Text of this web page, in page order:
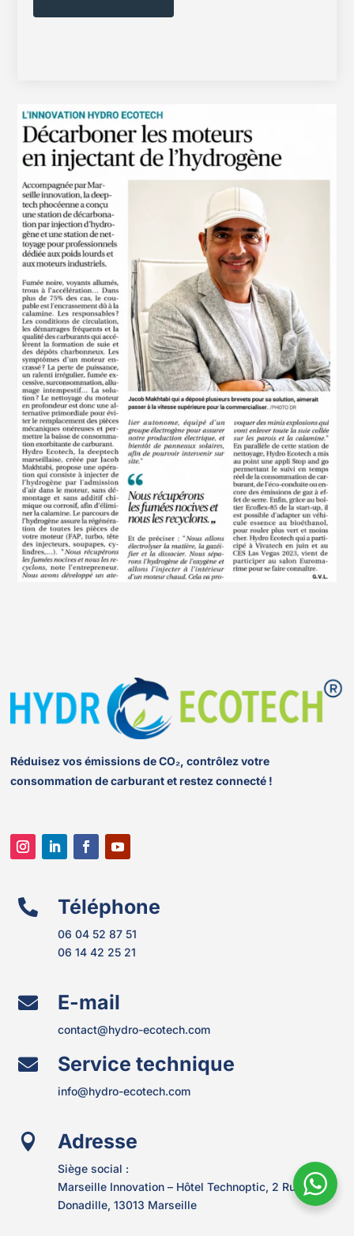
Réduisez vos émissions de CO₂, contrôlez votre
consommation de carburant et restez connecté !
 Téléphone
06 04 52 87 51
06 14 42 25 21
 E-mail
contact@hydro-ecotech.com
 Service technique
info@hydro-ecotech.com
 Adresse
Siège social :
Marseille Innovation – Hôtel Technoptic, 2 Rue Marc
Donadille, 13013 Marseille